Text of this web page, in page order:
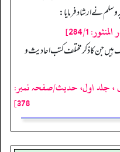
نے ارشاد فرمایا:
284/1]
ہیں جن کا ذکر مختلف کتب احادیث و
، جلد اول، حدیث/صفحہ نمبر:
378]